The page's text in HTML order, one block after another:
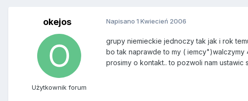
okejos
Użytkownik forum
Napisano 1 Kwiecień 2006
grupy niemieckie jednoczy tak jak i rok
bo tak naprawde to my ( iemcy")walczymy
prosimy o kontakt.. to pozwoli nam ustawic